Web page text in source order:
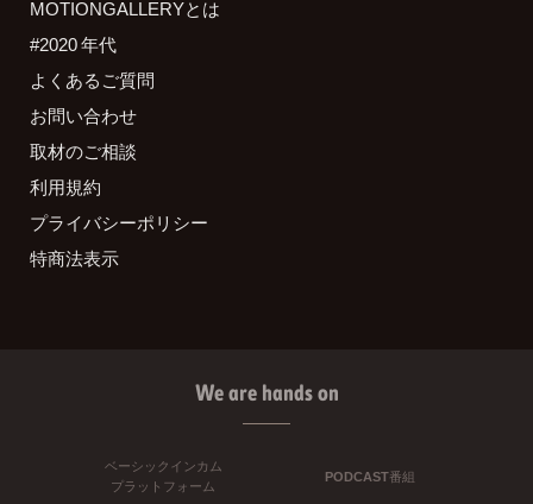
MOTIONGALLERYとは
#2020 年代
よくあるご質問
お問い合わせ
取材のご相談
利用規約
プライバシーポリシー
特商法表示
We are hands on
ベーシックインカム
プラットフォーム
PODCAST番組